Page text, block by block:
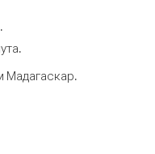
Мадагаскар.